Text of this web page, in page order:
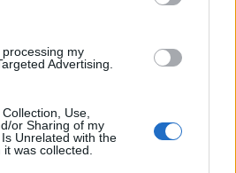
my
Advertising.
Use,
or Sharing of my
Unrelated with the
was collected.